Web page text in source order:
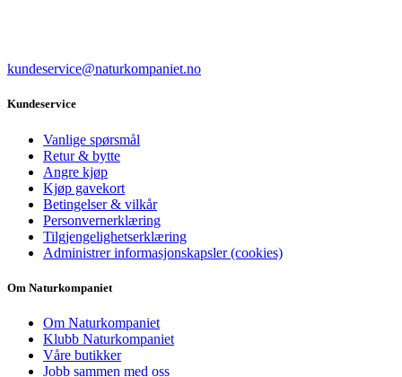
kundeservice@naturkompaniet.no
Kundeservice
Vanlige spørsmål
Retur & bytte
Angre kjøp
Kjøp gavekort
Betingelser & vilkår
Personvernerklæring
Tilgjengelighetserklæring
Administrer informasjonskapsler (cookies)
Om Naturkompaniet
Om Naturkompaniet
Klubb Naturkompaniet
Våre butikker
Jobb sammen med oss